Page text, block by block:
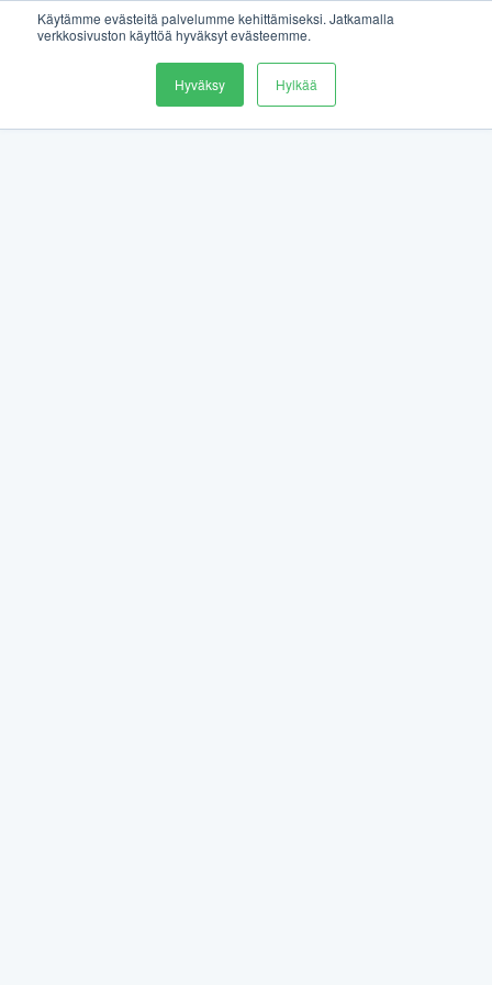
Käytämme evästeitä palvelumme kehittämiseksi. Jatkamalla
verkkosivuston käyttöä hyväksyt evästeemme.
Hyväksy Hylkää